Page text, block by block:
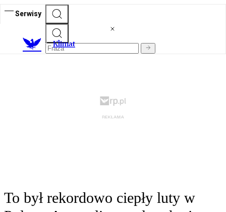
Serwisy
Klimat
To był rekordowo ciepły luty w